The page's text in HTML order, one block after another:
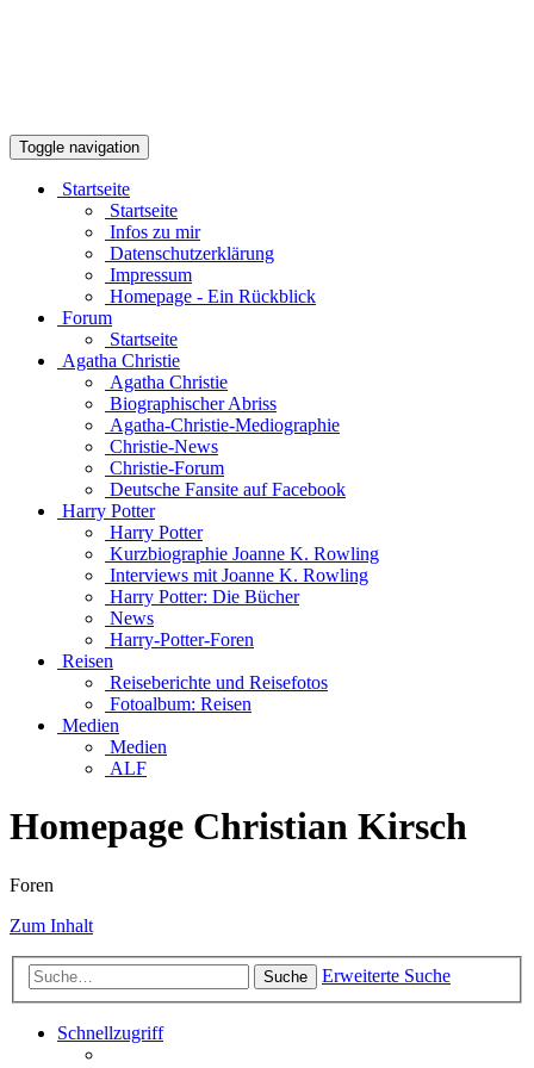
Toggle navigation
Startseite
Startseite
Infos zu mir
Datenschutzerklärung
Impressum
Homepage - Ein Rückblick
Forum
Startseite
Agatha Christie
Agatha Christie
Biographischer Abriss
Agatha-Christie-Mediographie
Christie-News
Christie-Forum
Deutsche Fansite auf Facebook
Harry Potter
Harry Potter
Kurzbiographie Joanne K. Rowling
Interviews mit Joanne K. Rowling
Harry Potter: Die Bücher
News
Harry-Potter-Foren
Reisen
Reiseberichte und Reisefotos
Fotoalbum: Reisen
Medien
Medien
ALF
Homepage Christian Kirsch
Foren
Zum Inhalt
Suche Erweiterte Suche
Schnellzugriff